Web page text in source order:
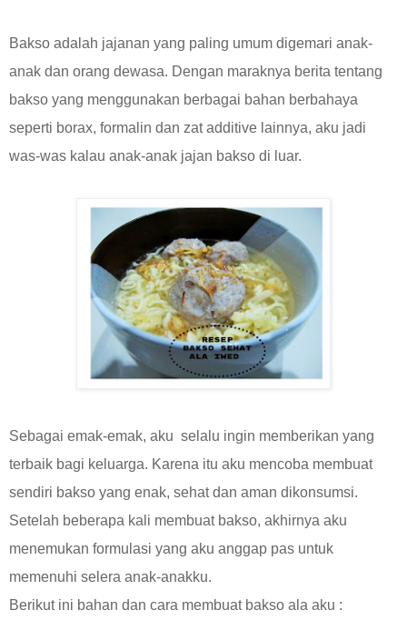
Bakso adalah jajanan yang paling umum digemari anak-
anak dan orang dewasa. Dengan maraknya berita tentang
bakso yang menggunakan berbagai bahan berbahaya
seperti borax, formalin dan zat additive lainnya, aku jadi
was-was kalau anak-anak jajan bakso di luar.
Sebagai emak-emak, aku selalu ingin memberikan yang
terbaik bagi keluarga. Karena itu aku mencoba membuat
sendiri bakso yang enak, sehat dan aman dikonsumsi.
Setelah beberapa kali membuat bakso, akhirnya aku
menemukan formulasi yang aku anggap pas untuk
memenuhi selera anak-anakku.
Berikut ini bahan dan cara membuat bakso ala aku :